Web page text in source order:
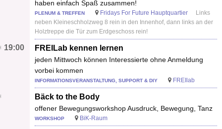
haben einfach Spaß zusammen!
PLENUM & TREFFEN Fridays For Future Hauptquartier
Links
neben Kleineschholzweg 8 rein in den Innenhof, dann links an der
Holztreppe die Tür zum Erdgeschoss rein!
FREILab kennen lernen
jeden Mittwoch können Interessierte ohne Anmeldung
vorbei kommen
19:00
INFORMATIONSVERANSTALTUNG, SUPPORT & DIY FREIlab
Bäck to the Body
offener Bewegungsworkshop Ausdruck, Bewegung, Tanz
WORKSHOP BiK-Raum